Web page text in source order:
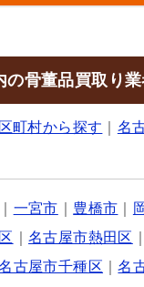
の骨董品買取り
町村から探す 名
一宮市 豊橋市
｜名古屋市熱田区
古屋市千種区 ｜名